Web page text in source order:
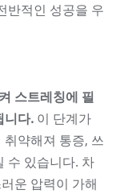
반적인 성공을 우
스트레칭에 필
니다. 이 단계가
약해져 통증, 쓰
수 있습니다. 차
운 압력이 가해